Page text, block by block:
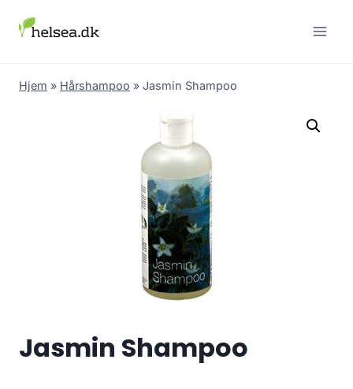
Hjem » Hårshampoo » Jasmin Shampoo
Jasmin Shampoo